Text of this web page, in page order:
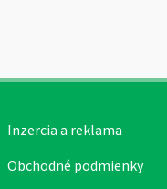
Inzercia a reklama
Obchodné podmienky